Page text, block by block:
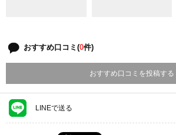
おすすめ口コミ(0件)
おすすめ口コミを投稿する
LINEで送る